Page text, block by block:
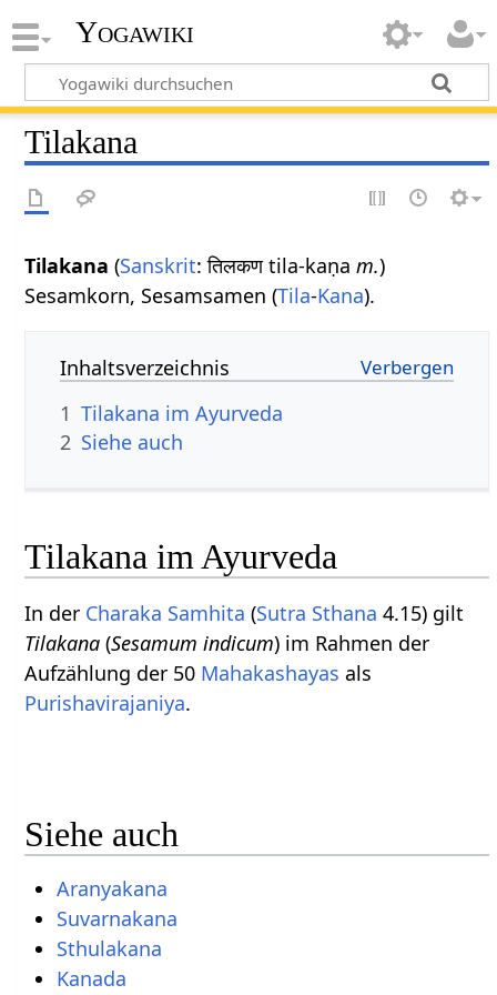
Yogawiki
Tilakana
Tilakana (Sanskrit: तिलकण tila-kaṇam.)
Sesamkorn, Sesamsamen (Tila-Kana).
Inhaltsverzeichnis
1 Tilakana im Ayurveda
2 Siehe auch
Tilakana im Ayurveda
In der Charaka Samhita (Sutra Sthana 4.15) gilt
Tilakana (Sesamum indicum) im Rahmen der
Aufzählung der 50 Mahakashayas als
Purishavirajaniya.
Siehe auch
Aranyakana
Suvarnakana
Sthulakana
Kanada